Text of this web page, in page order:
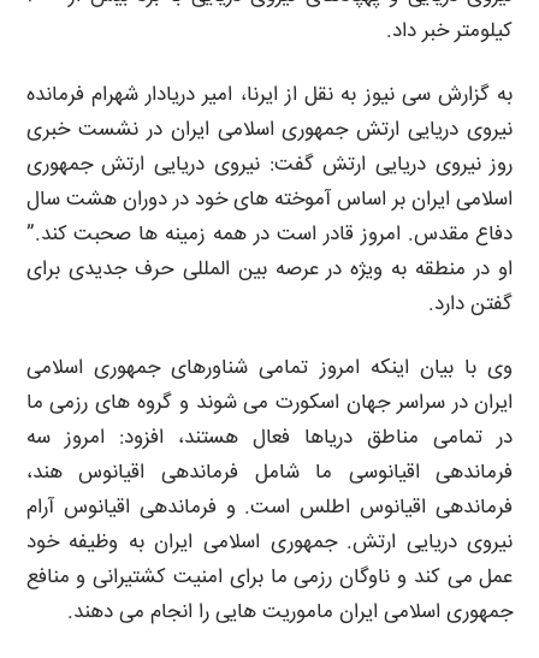
کیلومتر خبر داد.
به گزارش سی نیوز به نقل از ایرنا، امیر دریادار شهرام فرمانده
نیروی دریایی ارتش جمهوری اسلامی ایران در نشست خبری
روز نیروی دریایی ارتش گفت: نیروی دریایی ارتش جمهوری
اسلامی ایران بر اساس آموخته های خود در دوران هشت سال
دفاع مقدس. امروز قادر است در همه زمینه ها صحبت کند.”
او در منطقه به ویژه در عرصه بین المللی حرف جدیدی برای
گفتن دارد.
وی با بیان اینکه امروز تمامی شناورهای جمهوری اسلامی
ایران در سراسر جهان اسکورت می شوند و گروه های رزمی ما
در تمامی مناطق دریاها فعال هستند، افزود: امروز سه
فرماندهی اقیانوسی ما شامل فرماندهی اقیانوس هند،
فرماندهی اقیانوس اطلس است. و فرماندهی اقیانوس آرام
نیروی دریایی ارتش. جمهوری اسلامی ایران به وظیفه خود
عمل می کند و ناوگان رزمی ما برای امنیت کشتیرانی و منافع
جمهوری اسلامی ایران ماموریت هایی را انجام می دهند.